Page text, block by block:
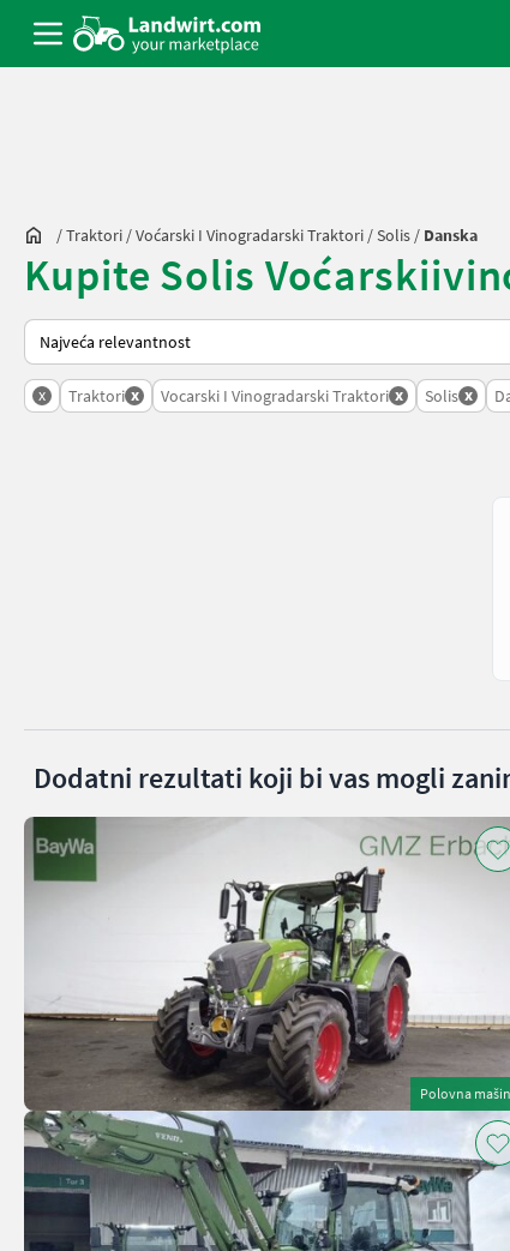
/Traktori /Voćarski I Vinogradarski Traktori /Solis / Danska
Kupite Solis
Način na koji sortira Landwirt.com
x Traktori x Vocarski I Vinogradarski Traktori x Solis x
Dodatni rezultati koji bi vas mogli
Polovna